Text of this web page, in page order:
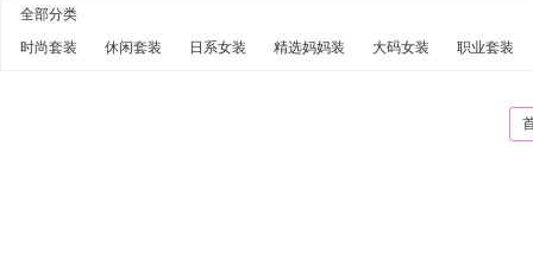
全部分类
时尚套装
休闲套装 日系女装 精选妈妈装 大码女装 职业套装